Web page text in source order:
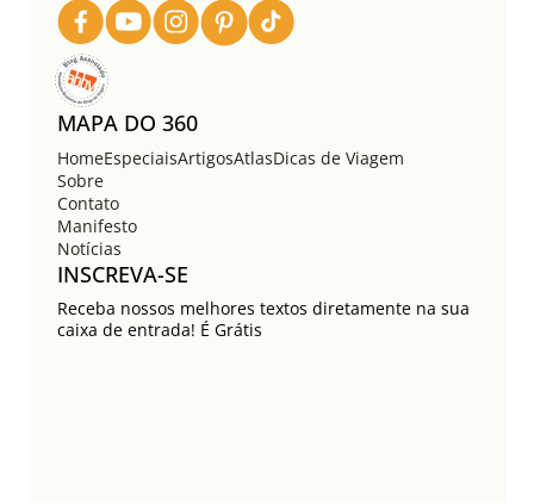
MAPA DO 360
HomeEspeciaisArtigosAtlasDicas de Viagem
Sobre
Contato
Manifesto
Notícias
INSCREVA-SE
Receba nossos melhores textos diretamente na sua
caixa de entrada! É Grátis